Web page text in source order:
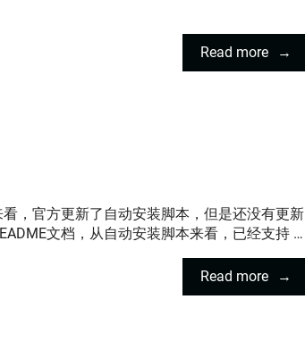
Read more
，官方更新了自动安装脚本，但是还没有更新
文档，从自动安装脚本来看，已经支持 …
Read more